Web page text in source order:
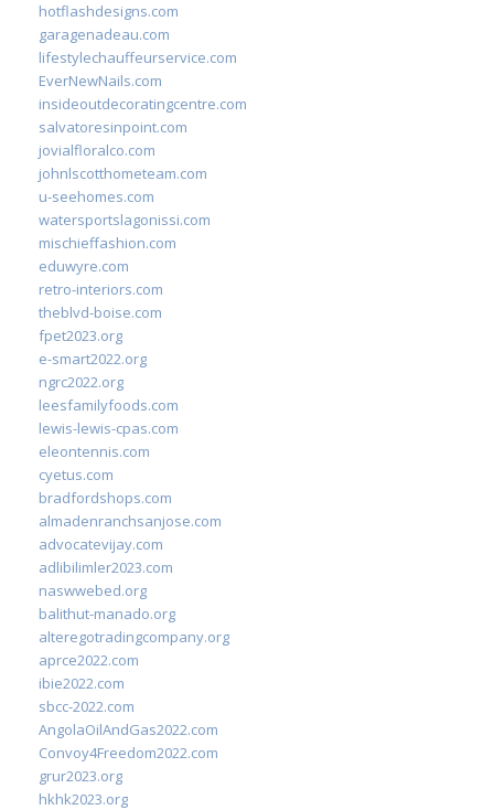
hotflashdesigns.com
garagenadeau.com
lifestylechauffeurservice.com
EverNewNails.com
insideoutdecoratingcentre.com
salvatoresinpoint.com
jovialfloralco.com
johnlscotthometeam.com
u-seehomes.com
watersportslagonissi.com
mischieffashion.com
eduwyre.com
retro-interiors.com
theblvd-boise.com
fpet2023.org
e-smart2022.org
ngrc2022.org
leesfamilyfoods.com
lewis-lewis-cpas.com
eleontennis.com
cyetus.com
bradfordshops.com
almadenranchsanjose.com
advocatevijay.com
adlibilimler2023.com
naswwebed.org
balithut-manado.org
alteregotradingcompany.org
aprce2022.com
ibie2022.com
sbcc-2022.com
AngolaOilAndGas2022.com
Convoy4Freedom2022.com
grur2023.org
hkhk2023.org